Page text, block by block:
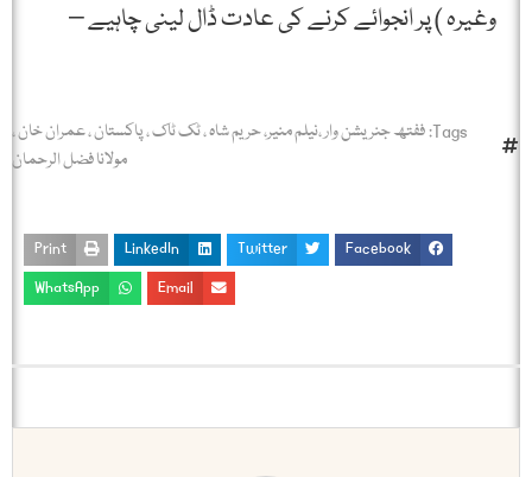
وغیرہ ) پر انجوائے کرنے کی عادت ڈال لینی چاہیے –
Tags: ففتھ جنریشن وار ،نیلم منیر، حریم شاہ ، ٹک ٹاک ، پاکستان ، عمران خان ،
مولانا فضل الرحمان
Facebook
Twitter
LinkedIn
Print
Email
WhatsApp